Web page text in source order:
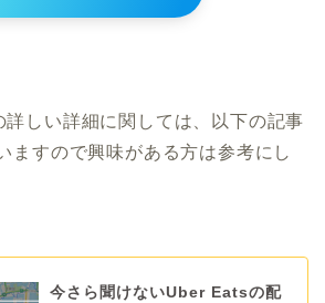
しい詳細に関しては、以下の記事
ますので興味がある方は参考にし
今さら聞けないUber Eatsの配